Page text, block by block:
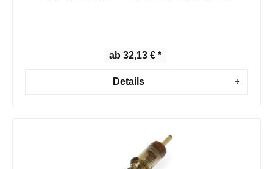
ab 32,13 € *
Details